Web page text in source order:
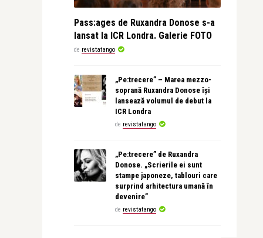
Pass:ages de Ruxandra Donose s-a
lansat la ICR Londra. Galerie FOTO
de revistatango
„Pe:trecere” – Marea mezzo-
soprană Ruxandra Donose își
lansează volumul de debut la
ICR Londra
de revistatango
„Pe:trecere” de Ruxandra
Donose. „Scrierile ei sunt
stampe japoneze, tablouri care
surprind arhitectura umană în
devenire”
de revistatango